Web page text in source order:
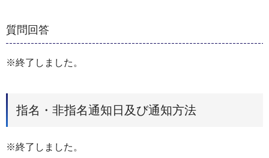
質問回答
※終了しました。
指名・非指名通知日及び通知方法
※終了しました。